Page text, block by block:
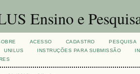
Ensino e
ACESSO CADASTRO
PESQUISA
UNILUS INSTRUÇÕES PARA SUBMISSÃO